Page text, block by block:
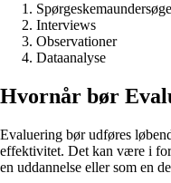
Interviews
Observationer
Dataanalyse
Hvornår bør
Evaluering bør udføres
effektivitet. Det kan være i
en uddannelse eller som en